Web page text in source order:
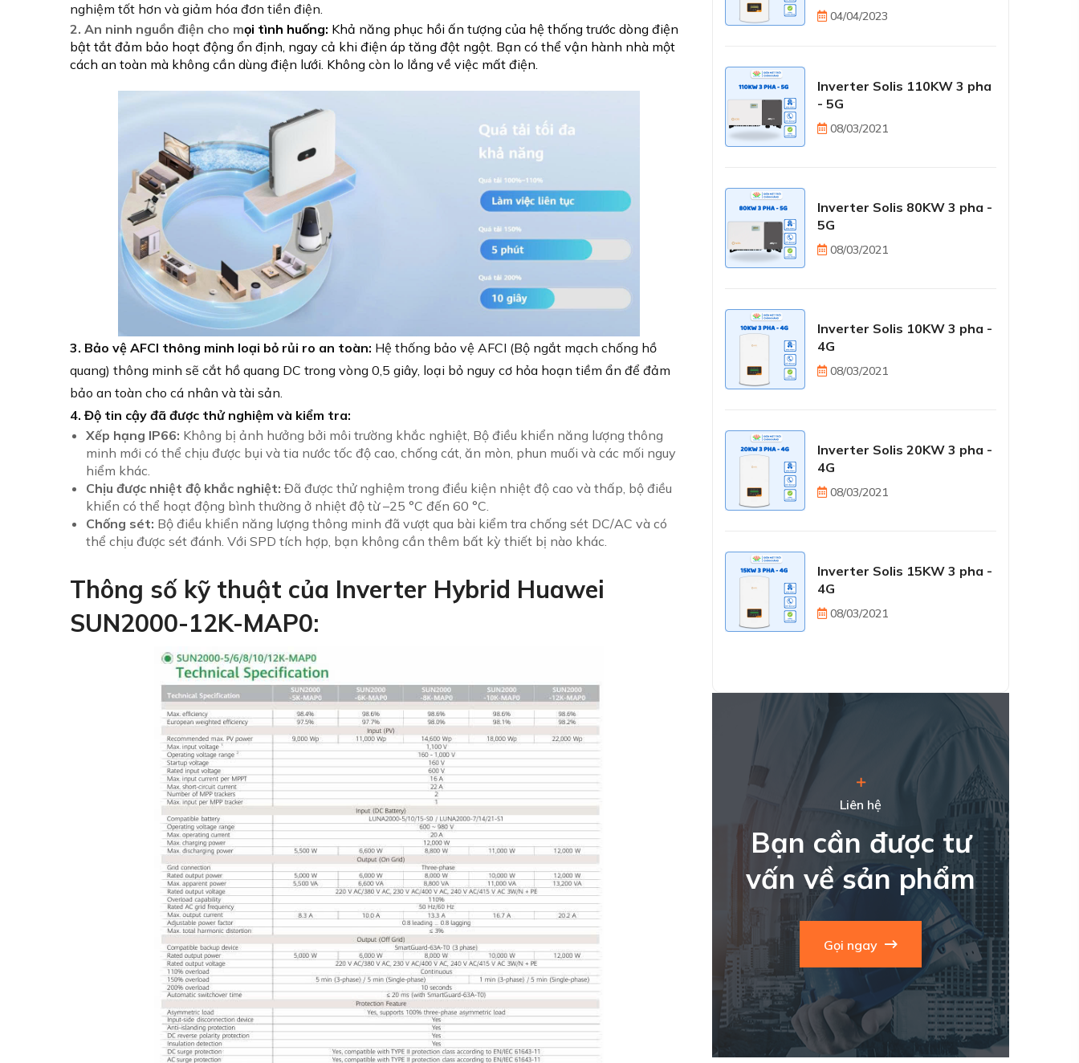
nghiệm tốt hơn và giảm hóa đơn tiền điện.
2. An ninh nguồn điện cho mọi tình huống: Khả năng phục hồi ấn tượng của hệ thống trước dòng điện
bật tắt đảm bảo hoạt động ổn định, ngay cả khi điện áp tăng đột ngột. Bạn có thể vận hành nhà một
cách an toàn mà không cần dùng điện lưới. Không còn lo lắng về việc mất điện.
3. Bảo vệ AFCI thông minh loại bỏ rủi ro an toàn: Hệ thống bảo vệ AFCI (Bộ ngắt mạch chống hồ
quang) thông minh sẽ cắt hồ quang DC trong vòng 0,5 giây, loại bỏ nguy cơ hỏa hoạn tiềm ẩn để đảm
bảo an toàn cho cá nhân và tài sản.
4. Độ tin cậy đã được thử nghiệm và kiểm tra:
Xếp hạng IP66: Không bị ảnh hưởng bởi môi trường khắc nghiệt, Bộ điều khiển năng lượng thông
minh mới có thể chịu được bụi và tia nước tốc độ cao, chống cát, ăn mòn, phun muối và các mối nguy
hiểm khác.
Chịu được nhiệt độ khắc nghiệt: Đã được thử nghiệm trong điều kiện nhiệt độ cao và thấp, bộ điều
khiển có thể hoạt động bình thường ở nhiệt độ từ –25 °C đến 60 °C.
Chống sét: Bộ điều khiển năng lượng thông minh đã vượt qua bài kiểm tra chống sét DC/AC và có
thể chịu được sét đánh. Với SPD tích hợp, bạn không cần thêm bất kỳ thiết bị nào khác.
Thông số kỹ thuật của Inverter Hybrid Huawei
SUN2000-12K-MAP0:
04/04/2023
Inverter Solis 110KW 3 pha
- 5G
08/03/2021
Inverter Solis 80KW 3 pha -
5G
08/03/2021
Inverter Solis 10KW 3 pha -
4G
08/03/2021
Inverter Solis 20KW 3 pha -
4G
08/03/2021
Inverter Solis 15KW 3 pha -
4G
08/03/2021
Liên hệ
Bạn cần được tư
vấn về sản phẩm
Gọi ngay